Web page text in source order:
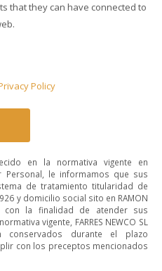
that they can have connected to
Policy
en la normativa vigente en
Personal, le informamos que sus
de tratamiento titularidad de
y domicilio social sito en RAMON
con la finalidad de atender sus
vigente, FARRES NEWCO SL
durante el plazo
con los preceptos mencionados